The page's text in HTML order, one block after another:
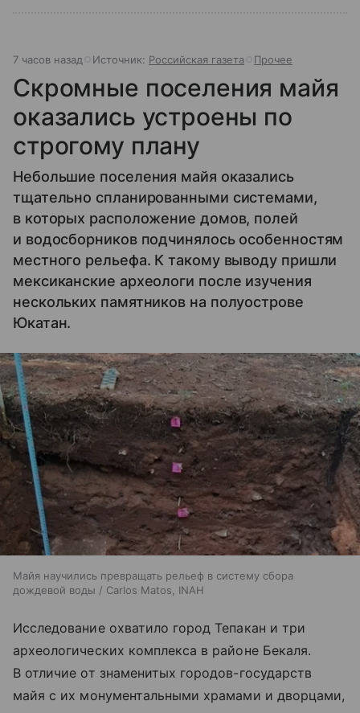
7 часов назад Источник: Российская газета Прочее
Скромные поселения майя
оказались устроены по
строгому плану
Небольшие поселения майя оказались
тщательно спланированными системами,
в которых расположение домов, полей
и водосборников подчинялось особенностям
местного рельефа. К такому выводу пришли
мексиканские археологи после изучения
нескольких памятников на полуострове
Юкатан.
Майя научились превращать рельеф в систему сбора
дождевой воды / Carlos Matos, INAH
Исследование охватило город Тепакан и три
археологических комплекса в районе Бекаля.
В отличие от знаменитых городов-государств
майя с их монументальными храмами и дворцами,